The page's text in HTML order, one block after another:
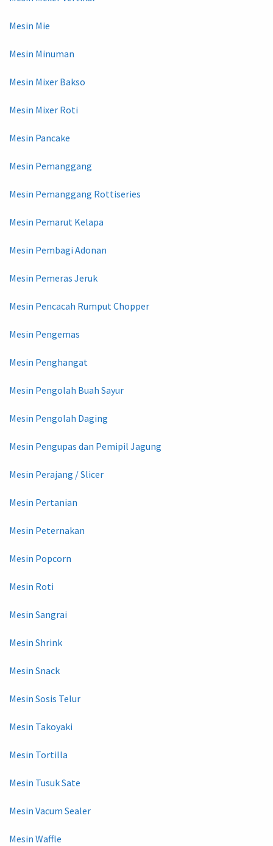
Mesin Mie
Mesin Minuman
Mesin Mixer Bakso
Mesin Mixer Roti
Mesin Pancake
Mesin Pemanggang
Mesin Pemanggang Rottiseries
Mesin Pemarut Kelapa
Mesin Pembagi Adonan
Mesin Pemeras Jeruk
Mesin Pencacah Rumput Chopper
Mesin Pengemas
Mesin Penghangat
Mesin Pengolah Buah Sayur
Mesin Pengolah Daging
Mesin Pengupas dan Pemipil Jagung
Mesin Perajang / Slicer
Mesin Pertanian
Mesin Peternakan
Mesin Popcorn
Mesin Roti
Mesin Sangrai
Mesin Shrink
Mesin Snack
Mesin Sosis Telur
Mesin Takoyaki
Mesin Tortilla
Mesin Tusuk Sate
Mesin Vacum Sealer
Mesin Waffle